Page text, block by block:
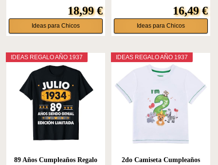
18,99 €
Ideas para Chicos
16,49 €
Ideas para Chicos
IDEAS REGALO AÑO 1937
89 Años Cumpleaños Regalo
IDEAS REGALO AÑO 1937
2do Camiseta Cumpleaños